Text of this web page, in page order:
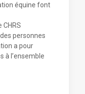
équine font
CHRS
personnes
a pour
à l’ensemble